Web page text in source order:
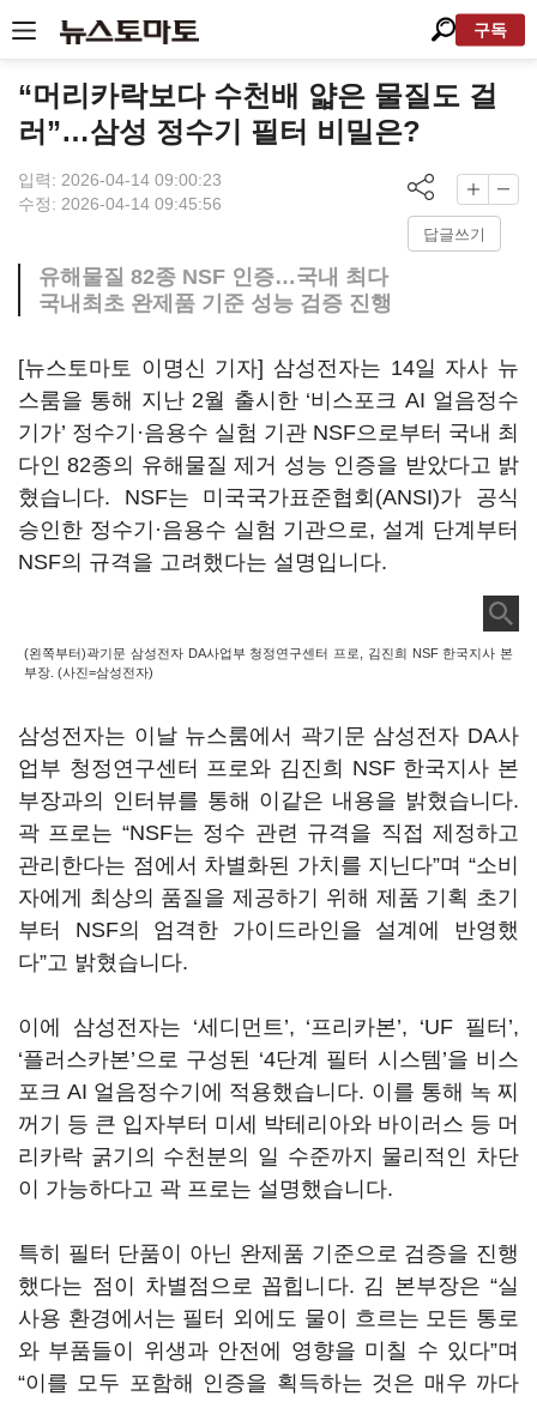
구독
“머리카락보다 수천배 얇은 물질도 걸
러”…삼성 정수기 필터 비밀은?
입력: 2026-04-14 09:00:23
수정: 2026-04-14 09:45:56
답글쓰기
유해물질 82종 NSF 인증…국내 최다
국내최초 완제품 기준 성능 검증 진행
[뉴스토마토 이명신 기자] 삼성전자는 14일 자사 뉴
스룸을 통해 지난 2월 출시한 ‘비스포크 AI 얼음정수
기가’ 정수기·음용수 실험 기관 NSF으로부터 국내 최
다인 82종의 유해물질 제거 성능 인증을 받았다고 밝
혔습니다. NSF는 미국국가표준협회(ANSI)가 공식
승인한 정수기·음용수 실험 기관으로, 설계 단계부터
NSF의 규격을 고려했다는 설명입니다.
(왼쪽부터)곽기문 삼성전자 DA사업부 청정연구센터 프로, 김진희 NSF 한국지사 본
부장. (사진=삼성전자)
삼성전자는 이날 뉴스룸에서 곽기문 삼성전자 DA사
업부 청정연구센터 프로와 김진희 NSF 한국지사 본
부장과의 인터뷰를 통해 이같은 내용을 밝혔습니다.
곽 프로는 “NSF는 정수 관련 규격을 직접 제정하고
관리한다는 점에서 차별화된 가치를 지닌다”며 “소비
자에게 최상의 품질을 제공하기 위해 제품 기획 초기
부터 NSF의 엄격한 가이드라인을 설계에 반영했
다”고 밝혔습니다.
이에 삼성전자는 ‘세디먼트’, ‘프리카본’, ‘UF 필터’,
‘플러스카본’으로 구성된 ‘4단계 필터 시스템’을 비스
포크 AI 얼음정수기에 적용했습니다. 이를 통해 녹 찌
꺼기 등 큰 입자부터 미세 박테리아와 바이러스 등 머
리카락 굵기의 수천분의 일 수준까지 물리적인 차단
이 가능하다고 곽 프로는 설명했습니다.
특히 필터 단품이 아닌 완제품 기준으로 검증을 진행
했다는 점이 차별점으로 꼽힙니다. 김 본부장은 “실
사용 환경에서는 필터 외에도 물이 흐르는 모든 통로
와 부품들이 위생과 안전에 영향을 미칠 수 있다”며
“이를 모두 포함해 인증을 획득하는 것은 매우 까다